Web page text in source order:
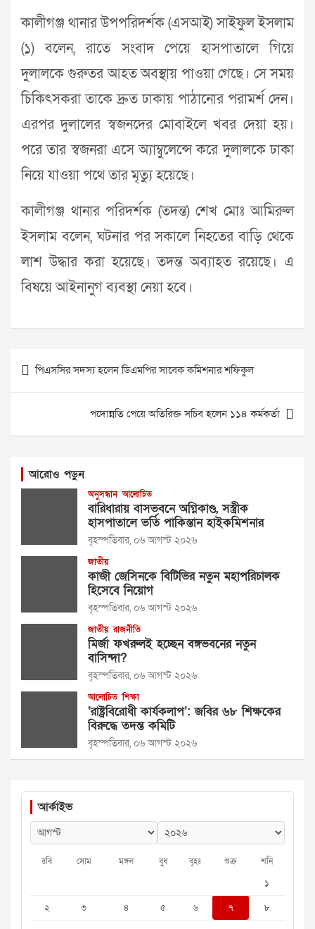
কালীগঞ্জ থানার উপপরিদর্শক (এসআই) সাইফুল ইসলাম
(১) বলেন, রাতে সংবাদ পেয়ে হাসপাতালে গিয়ে
দুলালকে গুরুতর আহত অবস্থায় পাওয়া গেছে। সে সময়
চিকিৎসকরা তাকে দ্রুত ঢাকায় পাঠানোর পরামর্শ দেন।
এরপর দুলালের স্বজনদের মোবাইলে খবর দেয়া হয়।
পরে তার স্বজনরা এসে অ্যাম্বুলেন্সে করে দুলালকে ঢাকা
নিয়ে যাওয়া পথে তার মৃত্যু হয়েছে।
কালীগঞ্জ থানার পরিদর্শক (তদন্ত) শেখ মোঃ আমিরুল
ইসলাম বলেন, ঘটনার পর সকালে নিহতের বাড়ি থেকে
লাশ উদ্ধার করা হয়েছে। তদন্ত অব্যাহত রয়েছে। এ
বিষয়ে আইনানুগ ব্যবস্থা নেয়া হবে।
Post
navigation
পিএসসির সদস্য হলেন ডিএমপির সাবেক কমিশনার শফিকুল
পদোন্নতি পেয়ে অতিরিক্ত সচিব হলেন ১১৪ কর্মকর্তা
আরোও পড়ুন
অনুসন্ধান আলোচিত
বারিধারায় বাসভবনে অগ্নিকাণ্ড, সস্ত্রীক
হাসপাতালে ভর্তি পাকিস্তান হাইকমিশনার
বৃহস্পতিবার, ০৬ আগস্ট ২০২৬
জাতীয়
কাজী জেসিনকে বিটিভির নতুন মহাপরিচালক
হিসেবে নিয়োগ
বৃহস্পতিবার, ০৬ আগস্ট ২০২৬
জাতীয় রাজনীতি
মির্জা ফখরুলই হচ্ছেন বঙ্গভবনের নতুন
বাসিন্দা?
বৃহস্পতিবার, ০৬ আগস্ট ২০২৬
আলোচিত শিক্ষা
‘রাষ্ট্রবিরোধী কার্যকলাপ’: জবির ৬৮ শিক্ষকের
বিরুদ্ধে তদন্ত কমিটি
বৃহস্পতিবার, ০৬ আগস্ট ২০২৬
আর্কাইভ
রবি সোম মঙ্গল বুধ বৃহঃ শুক্র শনি
১
২
৩ ৪ ৫ ৬ ৭
৮